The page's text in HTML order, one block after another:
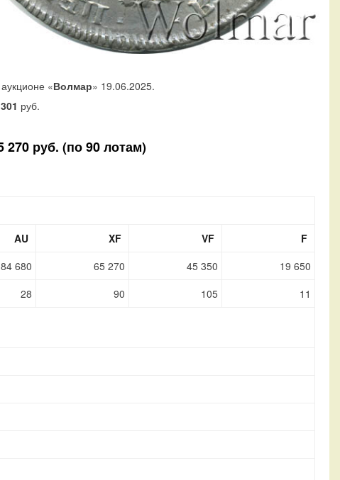
«Волмар» 19.06.2025.
руб.
руб. (по 90 лотам)
AU XF VF
F
680 65 270 45 350
19 650
28 90 105 11